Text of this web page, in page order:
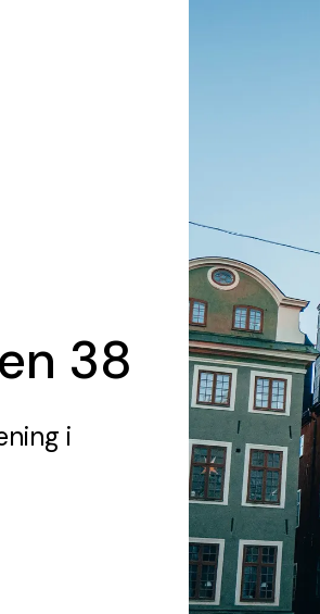
38
i